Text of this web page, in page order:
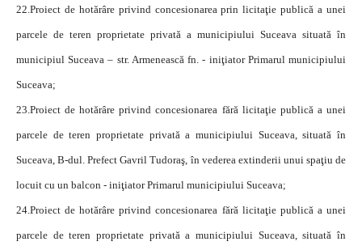
22.Proiect de hotărâre privind concesionarea prin licitaţie publică a unei
parcele de teren proprietate privată a municipiului Suceava situată în
municipiul Suceava – str. Armenească fn. - iniţiator Primarul municipiului
Suceava;
23.Proiect de hotărâre privind concesionarea fără licitaţie publică a unei
parcele de teren proprietate privată a municipiului Suceava, situată în
Suceava, B-dul. Prefect Gavril Tudoraş, în vederea extinderii unui spaţiu de
locuit cu un balcon - iniţiator Primarul municipiului Suceava;
24.Proiect de hotărâre privind concesionarea fără licitaţie publică a unei
parcele de teren proprietate privată a municipiului Suceava, situată în